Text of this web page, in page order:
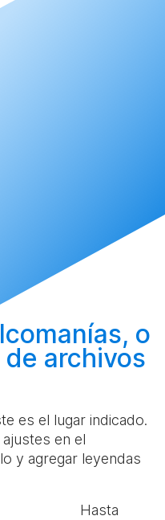
o
archivos
es el lugar indicado.
en el
y agregar leyendas
Hasta